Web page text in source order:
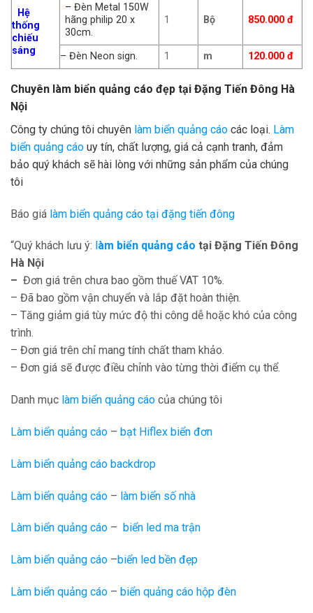
Hệ
thống
chiếu
sáng
– Đèn Metal 150W
hãng philip 20 x
30cm.
1 Bộ 850.000 đ
– Đèn Neon sign. 1 m 120.000 đ
Chuyên làm biển quảng cáo đẹp tại Đặng Tiến Đông Hà
Nội
Công ty chúng tôi chuyên làm biển quảng cáo các loại. Làm
biển quảng cáo uy tín, chất lượng, giá cả cạnh tranh, đảm
bảo quý khách sẽ hài lòng với những sản phẩm của chúng
tôi
Báo giá làm biển quảng cáo tại đặng tiến đông
“Quý khách lưu ý: àm biển quảng cáo tại Đặng Tiến Đông
Hà Nội
– Đơn giá trên chưa bao gồm thuế VAT 10%.
– Đã bao gồm vận chuyển và lắp đặt hoàn thiện.
– Tăng giảm giá tùy mức độ thi công dễ hoặc khó của công
trình.
– Đơn giá trên chỉ mang tính chất tham khảo.
– Đơn giá sẽ được điều chỉnh vào từng thời điểm cụ thể.
Danh mục làm biển quảng cáo của chúng tôi
Làm biển quảng cáo – bạt Hiflex biển đơn
Làm biển quảng cáo backdrop
Làm biển quảng cáo – làm biển số nhà
Làm biển quảng cáo – biển led ma trận
Làm biển quảng cáo –biển led bền đẹp
Làm biển quảng cáo – biển quảng cáo hộp đèn